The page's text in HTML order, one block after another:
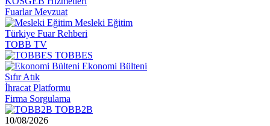
Fuarlar Mevzuat
Mesleki Eğitim
Türkiye Fuar Rehberi
TOBB TV
TOBBES
Ekonomi Bülteni
Sıfır Atık
İhracat Platformu
Firma Sorgulama
TOBB2B
10/08/2026